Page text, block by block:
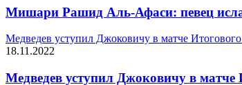
Мишари Рашид Аль-Афаси: певец
Медведев уступил Джоковичу в матче
18.11.2022
Медведев уступил Джоковичу в матче